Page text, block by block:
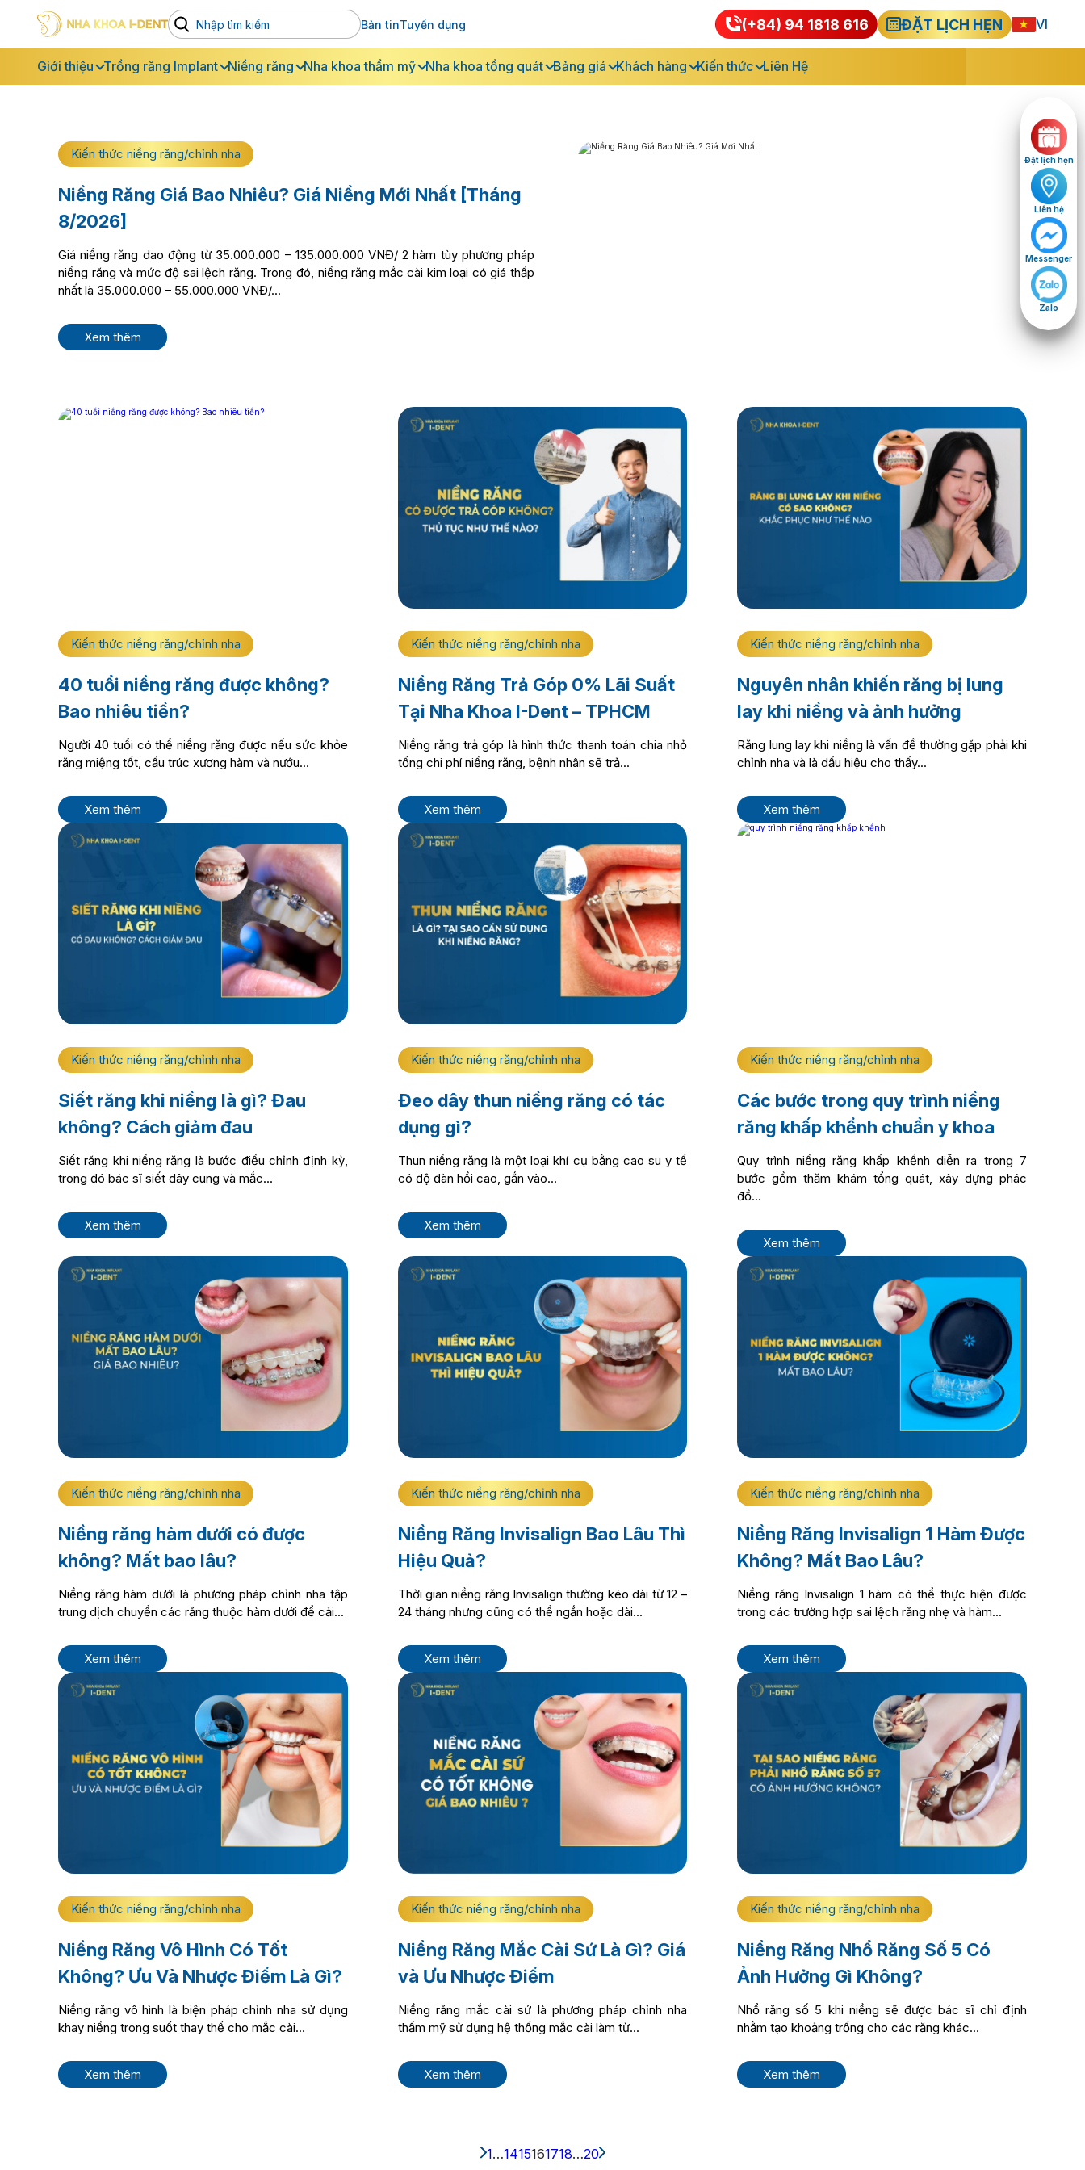
Đặt lịch hẹn
Liên hệ
Messenger
Zalo
Bản tinTuyển dụng (+84) 94 1818 616 ĐẶT LỊCH HẸN VI
Giới thiệu Trồng răng Implant Niềng răng Nha khoa thẩm mỹ Nha khoa tổng quát Bảng giá Khách hàng Kiến thức Liên Hệ
Kiến thức niềng răng/chỉnh nha
Niềng Răng Giá Bao Nhiêu? Giá Niềng Mới Nhất [Tháng
8/2026]
Giá niềng răng dao động từ 35.000.000 – 135.000.000 VNĐ/ 2 hàm tùy phương pháp
niềng răng và mức độ sai lệch răng. Trong đó, niềng răng mắc cài kim loại có giá thấp
nhất là 35.000.000 – 55.000.000 VNĐ/...
Xem thêm
Kiến thức niềng răng/chỉnh nha
40 tuổi niềng răng được không?
Bao nhiêu tiền?
Người 40 tuổi có thể niềng răng được nếu sức khỏe
răng miệng tốt, cấu trúc xương hàm và nướu...
Xem thêm
Kiến thức niềng răng/chỉnh nha
Niềng Răng Trả Góp 0% Lãi Suất
Tại Nha Khoa I-Dent – TPHCM
Niềng răng trả góp là hình thức thanh toán chia nhỏ
tổng chi phí niềng răng, bệnh nhân sẽ trả...
Xem thêm
Kiến thức niềng răng/chỉnh nha
Nguyên nhân khiến răng bị lung
lay khi niềng và ảnh hưởng
Răng lung lay khi niềng là vấn đề thường gặp phải khi
chỉnh nha và là dấu hiệu cho thấy...
Xem thêm
Kiến thức niềng răng/chỉnh nha
Siết răng khi niềng là gì? Đau
không? Cách giảm đau
Siết răng khi niềng răng là bước điều chỉnh định kỳ,
trong đó bác sĩ siết dây cung và mắc...
Xem thêm
Kiến thức niềng răng/chỉnh nha
Đeo dây thun niềng răng có tác
dụng gì?
Thun niềng răng là một loại khí cụ bằng cao su y tế
có độ đàn hồi cao, gắn vào...
Xem thêm
Kiến thức niềng răng/chỉnh nha
Các bước trong quy trình niềng
răng khấp khểnh chuẩn y khoa
Quy trình niềng răng khấp khểnh diễn ra trong 7
bước gồm thăm khám tổng quát, xây dựng phác
đồ...
Xem thêm
Kiến thức niềng răng/chỉnh nha
Niềng răng hàm dưới có được
không? Mất bao lâu?
Niềng răng hàm dưới là phương pháp chỉnh nha tập
trung dịch chuyển các răng thuộc hàm dưới để cải...
Xem thêm
Kiến thức niềng răng/chỉnh nha
Niềng Răng Invisalign Bao Lâu Thì
Hiệu Quả?
Thời gian niềng răng Invisalign thường kéo dài từ 12 –
24 tháng nhưng cũng có thể ngắn hoặc dài...
Xem thêm
Kiến thức niềng răng/chỉnh nha
Niềng Răng Invisalign 1 Hàm Được
Không? Mất Bao Lâu?
Niềng răng Invisalign 1 hàm có thể thực hiện được
trong các trường hợp sai lệch răng nhẹ và hàm...
Xem thêm
Kiến thức niềng răng/chỉnh nha
Niềng Răng Vô Hình Có Tốt
Không? Ưu Và Nhược Điểm Là Gì?
Niềng răng vô hình là biện pháp chỉnh nha sử dụng
khay niềng trong suốt thay thế cho mắc cài...
Xem thêm
Kiến thức niềng răng/chỉnh nha
Niềng Răng Mắc Cài Sứ Là Gì? Giá
và Ưu Nhược Điểm
Niềng răng mắc cài sứ là phương pháp chỉnh nha
thẩm mỹ sử dụng hệ thống mắc cài làm từ...
Xem thêm
Kiến thức niềng răng/chỉnh nha
Niềng Răng Nhổ Răng Số 5 Có
Ảnh Hưởng Gì Không?
Nhổ răng số 5 khi niềng sẽ được bác sĩ chỉ định
nhằm tạo khoảng trống cho các răng khác...
Xem thêm
1…1415161718…20